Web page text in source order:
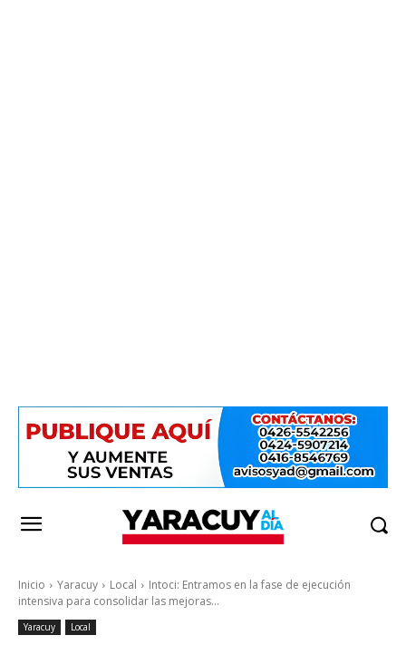
Inicio Yaracuy Local
Intoci: Entramos en la fase de ejecución
intensiva para consolidar las mejoras...
Yaracuy Local